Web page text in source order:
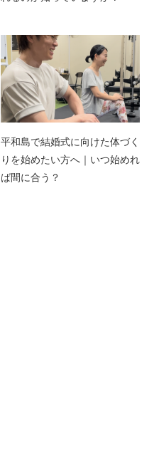
平和島で結婚式に向けた体づく
りを始めたい方へ｜いつ始めれ
ば間に合う？